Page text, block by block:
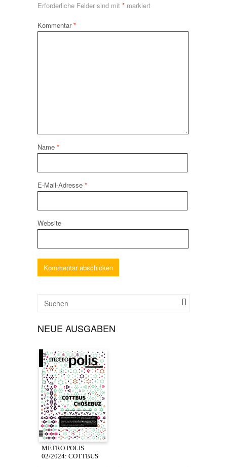
Erforderliche Felder sind mit * markiert
Kommentar*
Name *
E-Mail-Adresse *
Website
NEUE AUSGABEN
METRO.POLIS
02/2024: COTTBUS